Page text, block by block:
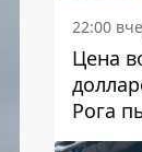
22:00
Цена
Рога